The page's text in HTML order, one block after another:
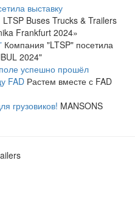
выставку
LTSP Buses Trucks & Trailers
Frankfurt 2024»
Компания "LTSP" посетила
2024"
успешно прошёл
FAD Растем вместе с FAD
грузовиков! MANSONS